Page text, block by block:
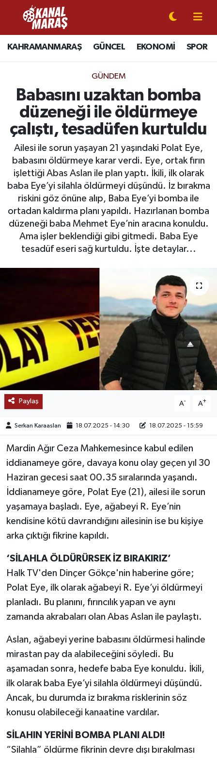
KAHRAMANMARAŞ GÜNCEL EKONOMİ SPOR
GÜNDEM
Babasını uzaktan bomba
düzeneği ile öldürmeye
çalıştı, tesadüfen kurtuldu
Ailesi ile sorun yaşayan 21 yaşındaki Polat Eye,
babasını öldürmeye karar verdi. Eye, ortak fırın
işlettiği Abas Aslan ile plan yaptı. İkili, ilk olarak
baba Eye’yi silahla öldürmeyi düşündü. İz bırakma
riskini göz önüne alıp, Baba Eye’yi bomba ile
ortadan kaldırma planı yapıldı. Hazırlanan bomba
düzeneği baba Mehmet Eye’nin aracına konuldu.
Ama işler beklendiği gibi gitmedi. Baba Eye
tesadüf eseri sağ kurtuldu. İşte detaylar...
Paylaş A- A+
Serkan Karaaslan 18.07.2025 - 14:30 18.07.2025 - 15:59
Mardin Ağır Ceza Mahkemesince kabul edilen
iddianameye göre, davaya konu olay geçen yıl 30
Haziran gecesi saat 00.35 sıralarında yaşandı.
İddianameye göre, Polat Eye (21), ailesi ile sorun
yaşamaya başladı. Eye, ağabeyi R. Eye’nin
kendisine kötü davrandığını ailesinin ise bu kişiye
arka çıktığı fikrine kapıldı.
‘SİLAHLA ÖLDÜRÜRSEK İZ BIRAKIRIZ’
Halk TV'den Dinçer Gökçe'nin haberine göre;
Polat Eye, ilk olarak ağabeyi R. Eye’yi öldürmeyi
planladı. Bu planını, fırıncılık yapan ve aynı
zamanda akrabaları olan Abas Aslan ile paylaştı.
Aslan, ağabeyi yerine babasını öldürmesi halinde
mirastan pay da alabileceğini söyledi. Bu
aşamadan sonra, hedefe baba Eye konuldu. İkili,
ilk olarak baba Eye’yi silahla öldürmeyi düşündü.
Ancak, bu durumda iz bırakma risklerinin söz
konusu olabileceği kanaatine vardılar.
SİLAHIN YERİNİ BOMBA PLANI ALDI!
“Silahla” öldürme fikrinin devre dışı bırakılması
CANLI YAYIN
KAHRAMANMARAŞ
SPOR
SİYASET
EKONOMİ
GÜNDEM
MAGAZİN
SAĞLIK
POPÜLER
DÜNYA
TREND
MEDYA
TEKNOLOJİ
YAŞAM
KÜLTÜR SANAT
Kahramanmaraş Nöbetçi Eczaneler
Kahramanmaraş Hava Durumu
Kahramanmaraş Trafik Yoğunluk Haritası
Süper Lig Puan Durumu ve Fikstür
Tüm Manşetler
Son Dakika Haberleri
Haber Arşivi